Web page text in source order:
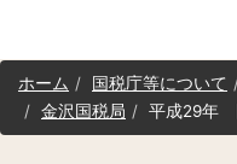
サ
イホーム 国税庁等について
金沢国税局
平成29年